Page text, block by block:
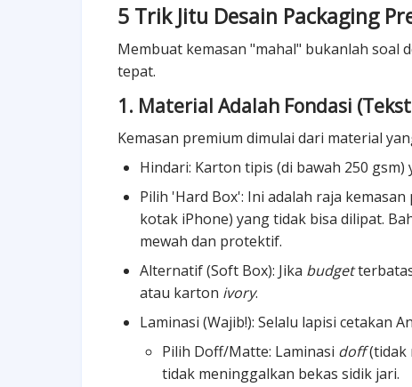
5 Trik Jitu Desain Packaging
Membuat kemasan "mahal" bukanlah soal
tepat.
1. Material Adalah Fondasi
Kemasan premium dimulai dari material
Hindari: Karton tipis (di bawah 250 gsm)
Pilih 'Hard Box': Ini adalah raja kemasan
kotak iPhone) yang tidak bisa dilipat.
mewah dan protektif.
Alternatif (Soft Box): Jika budget
atau karton ivory.
Laminasi (Wajib!): Selalu lapisi cetakan
Pilih Doff/Matte: Laminasi doff(tidak
tidak meninggalkan bekas sidik jari.